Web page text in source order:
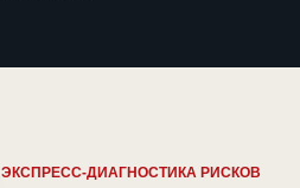
ЭКСПРЕСС-ДИАГНОСТИКА РИСКОВ